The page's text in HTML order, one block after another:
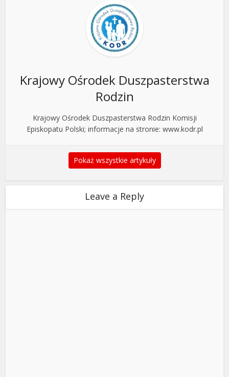
Krajowy Ośrodek Duszpasterstwa
Rodzin
Krajowy Ośrodek Duszpasterstwa Rodzin Komisji
Episkopatu Polski; informacje na stronie: www.kodr.pl
Pokaż wszystkie artykuły
Leave a Reply